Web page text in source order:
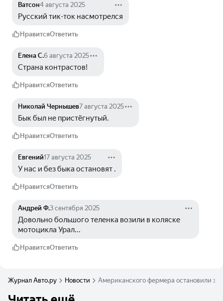
Ватсон4 августа 2025
Русский тик-ток насмотрелся
НравитсяОтветить
Елена С.6 августа 2025
Страна контрастов!
НравитсяОтветить
Николай Чернышев7 августа 2025
Бык был не пристёгнутый.
НравитсяОтветить
Евгений17 августа 2025
У нас и без быка остановят .
НравитсяОтветить
Андрей Ф.3 сентября 2025
Довольно большого теленка возили в коляске
мотоцикла Урал...
НравитсяОтветить
Журнал Авто.ру Новости Американского фермера остановили за